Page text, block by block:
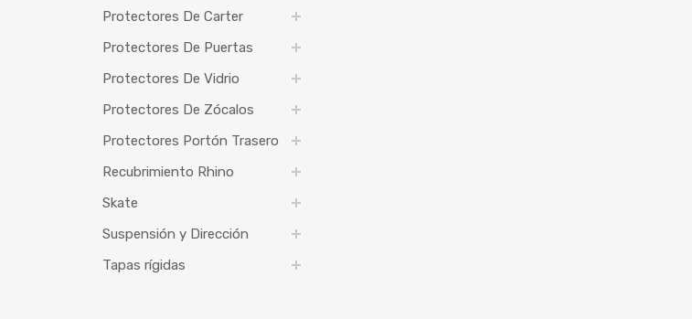
Protectores De Carter
Protectores De Puertas
Protectores De Vidrio
Protectores De Zócalos
Protectores Portón Trasero
Recubrimiento Rhino
Skate
Suspensión y Dirección
Tapas rígidas